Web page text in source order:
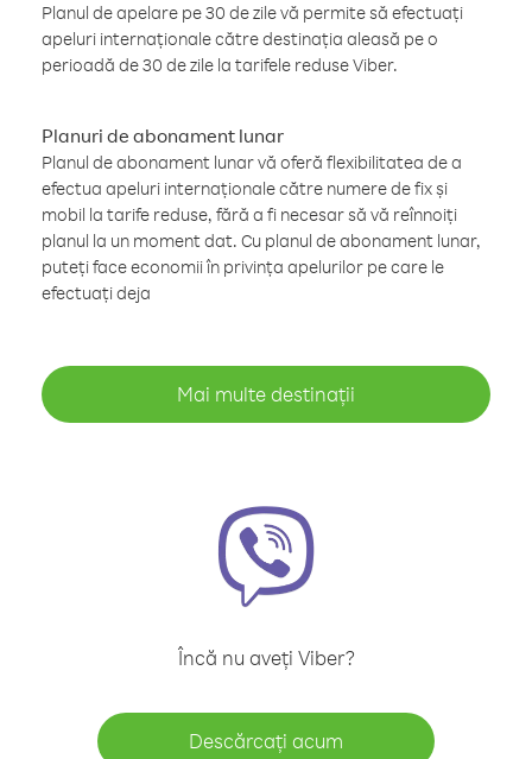
Planul de apelare pe 30 de zile vă permite să efectuați
apeluri internaționale către destinația aleasă pe o
perioadă de 30 de zile la tarifele reduse Viber.
Planuri de abonament lunar
Planul de abonament lunar vă oferă flexibilitatea de a
efectua apeluri internaționale către numere de fix și
mobil la tarife reduse, fără a fi necesar să vă reînnoiți
planul la un moment dat. Cu planul de abonament lunar,
puteți face economii în privința apelurilor pe care le
efectuați deja
Mai multe destinații
Încă nu aveți Viber?
Descărcați acum